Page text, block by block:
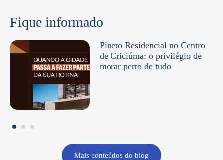
Fique informado
Pineto Residencial no Centro
de Criciúma: o privilégio de
morar perto de tudo
Mais conteúdos do blog